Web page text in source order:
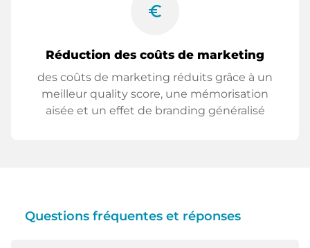
euro_symbol
Réduction des coûts de marketing
des coûts de marketing réduits grâce à un
meilleur quality score, une mémorisation
aisée et un effet de branding généralisé
Questions fréquentes et réponses